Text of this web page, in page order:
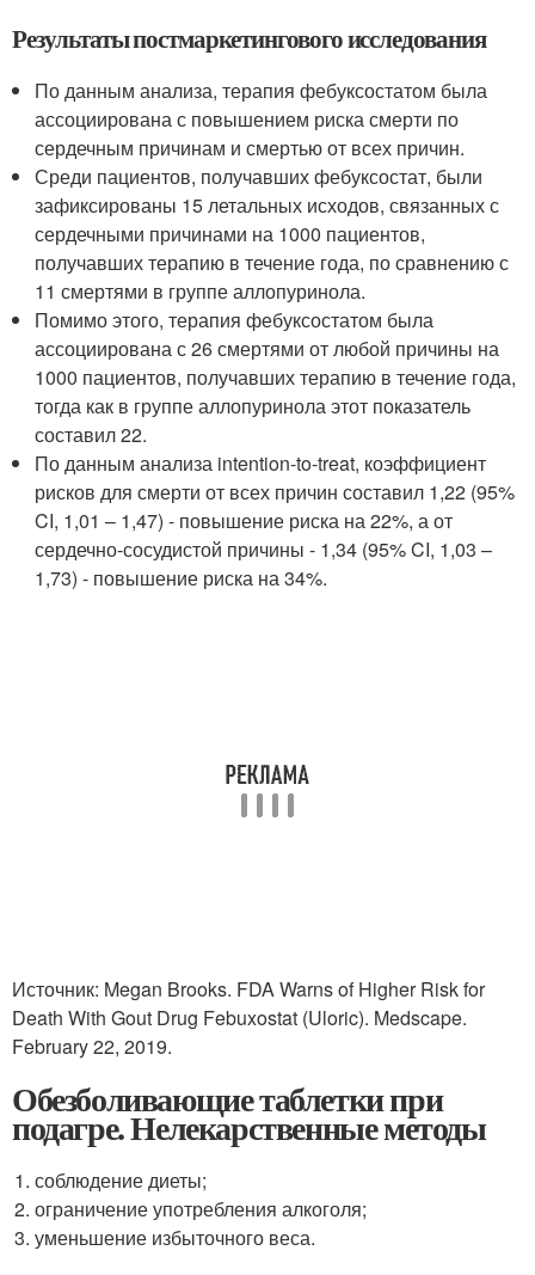
Результаты постмаркетингового исследования
По данным анализа, терапия фебуксостатом была
ассоциирована с повышением риска смерти по
сердечным причинам и смертью от всех причин.
Среди пациентов, получавших фебуксостат, были
зафиксированы 15 летальных исходов, связанных с
сердечными причинами на 1000 пациентов,
получавших терапию в течение года, по сравнению с
11 смертями в группе аллопуринола.
Помимо этого, терапия фебуксостатом была
ассоциирована с 26 смертями от любой причины на
1000 пациентов, получавших терапию в течение года,
тогда как в группе аллопуринола этот показатель
составил 22.
По данным анализа intention-to-treat, коэффициент
рисков для смерти от всех причин составил 1,22 (95%
CI, 1,01 – 1,47) - повышение риска на 22%, а от
сердечно-сосудистой причины - 1,34 (95% CI, 1,03 –
1,73) - повышение риска на 34%.
Источник: Megan Brooks. FDA Warns of Higher Risk for
Death With Gout Drug Febuxostat (Uloric). Medscape.
February 22, 2019.
Обезболивающие таблетки при
подагре. Нелекарственные методы
соблюдение диеты;
ограничение употребления алкоголя;
уменьшение избыточного веса.